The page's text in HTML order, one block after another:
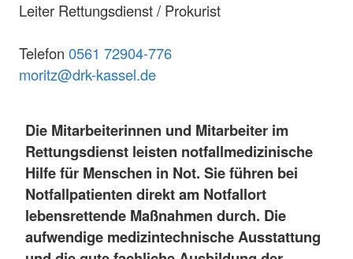
Leiter Rettungsdienst / Prokurist
Telefon 0561 72904-776
moritz@drk-kassel.de
Die Mitarbeiterinnen und Mitarbeiter im
Rettungsdienst leisten notfallmedizinische
Hilfe für Menschen in Not. Sie führen bei
Notfallpatienten direkt am Notfallort
lebensrettende Maßnahmen durch. Die
aufwendige medizintechnische Ausstattung